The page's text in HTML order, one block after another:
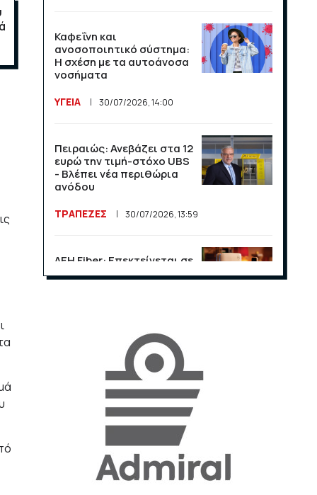
Καφεΐνη και
ανοσοποιητικό σύστημα:
Η σχέση με τα αυτοάνοσα
νοσήματα
ΥΓΕΙΑ 30/07/2026, 14:00
Πειραιώς: Ανεβάζει στα 12
ευρώ την τιμή-στόχο UBS
- Βλέπει νέα περιθώρια
ανόδου
ΤΡΑΠΕΖΕΣ 30/07/2026, 13:59
ΔΕΗ Fiber: Επεκτείνεται σε
15 νέες περιοχές σε Αττική
«Η ακρίβεια «γονατίζει»
την κοινωνία - Νέα μεγάλη
έρευνα της Pulse για το
ΟΙΚΟΝΟΜΙΑ 23/07/2026, 12:50
Aktor: Δεν θα γίνουν
δεκτές προσφορές κάτω